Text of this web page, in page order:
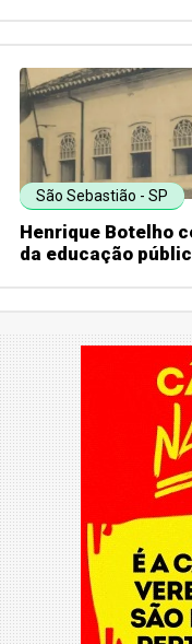
São Sebastião - SP
Henrique Botelho
da educação